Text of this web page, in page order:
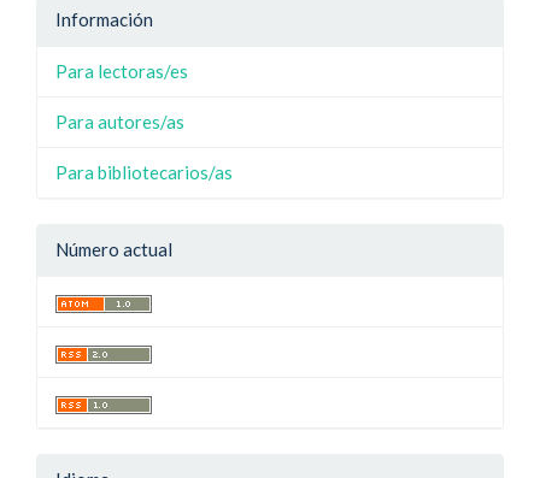
Información
Para lectoras/es
Para autores/as
Para bibliotecarios/as
Número actual